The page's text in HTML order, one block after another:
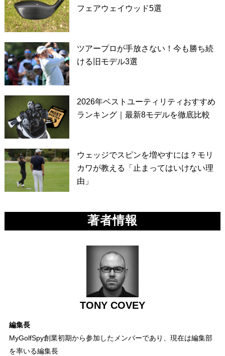
フェアウェイウッド5選
ツアープロが手放さない！今も勝ち続
ける旧モデル3選
2026年ベストユーティリティおすすめ
ランキング｜最新8モデルを徹底比較
ウェッジでスピンを増やすには？モリ
カワが教える「止まってはいけない理
由」
著者情報
TONY COVEY
編集長
MyGolfSpy創業初期から参加したメンバーであり、現在は編集部
を率いる編集長